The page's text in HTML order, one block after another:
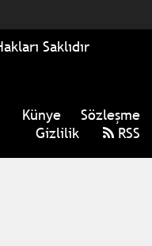
Saklıdır
Künye
Sözleşme
Gizlilik
RSS